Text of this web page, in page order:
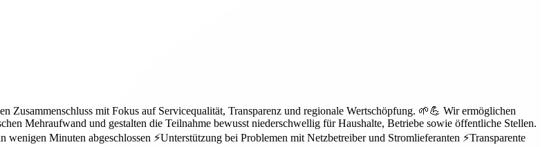
Zusammenschluss mit Fokus auf Servicequalität, Transparenz und regionale Wertschöpfung. 🌱💪 Wir ermöglichen
Mehraufwand und gestalten die Teilnahme bewusst niederschwellig für Haushalte, Betriebe sowie öffentliche Stellen.
Minuten abgeschlossen ⚡Unterstützung bei Problemen mit Netzbetreiber und Stromlieferanten ⚡Transparente